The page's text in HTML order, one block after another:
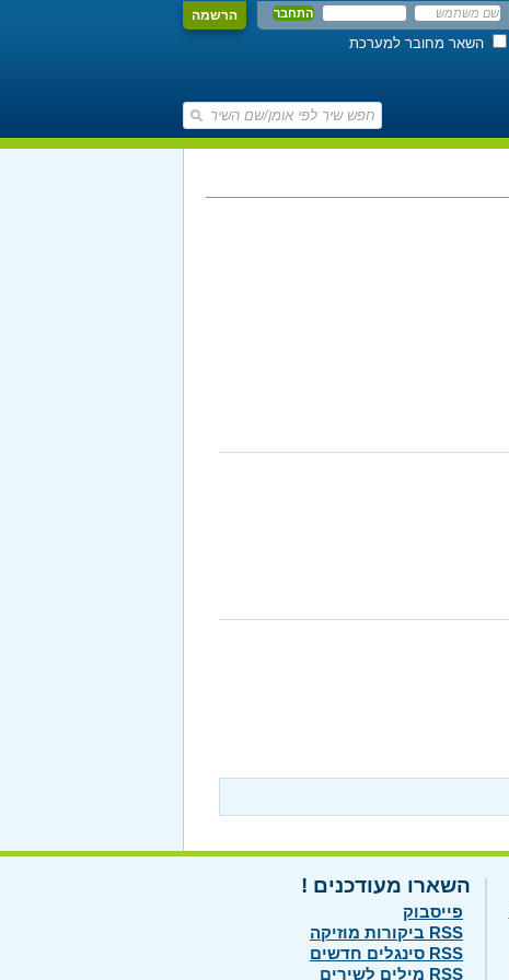
הרשמה
השאר מחובר למערכת
השארו מעודכנים !
פייסבוק
RSS ביקורות מוזיקה
RSS סינגלים חדשים
RSS מילים לשירים